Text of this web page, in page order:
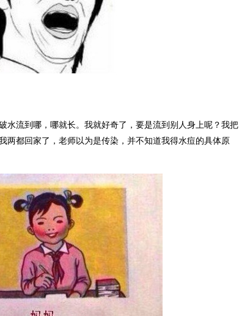
水流到哪，哪就长。我就好奇了，要是流到别人身上呢？我把
两都回家了，老师以为是传染，并不知道我得水痘的具体原